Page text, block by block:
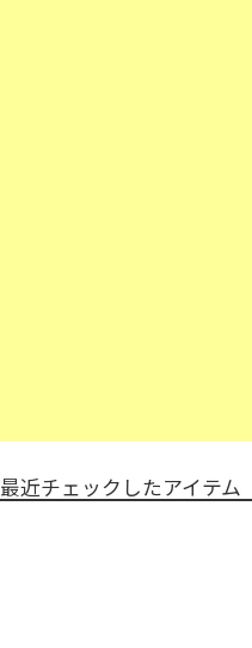
最近チェックしたアイテム